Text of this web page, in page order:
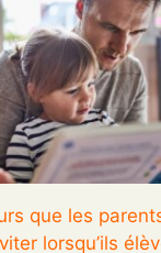
que les
lorsqu’ils